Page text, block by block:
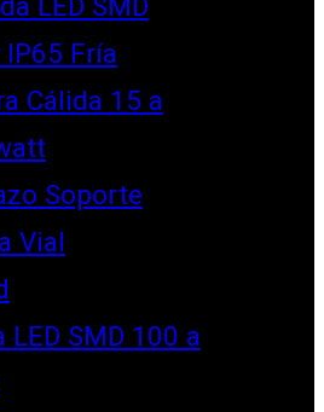
IP65 Fría
Cálida 15 a
Soporte
Vial
LED SMD 100 a